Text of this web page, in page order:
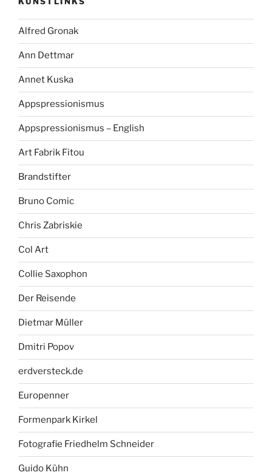
Alfred Gronak
Ann Dettmar
Annet Kuska
Appspressionismus
Appspressionismus – English
Art Fabrik Fitou
Brandstifter
Bruno Comic
Chris Zabriskie
Col Art
Collie Saxophon
Der Reisende
Dietmar Müller
Dmitri Popov
erdversteck.de
Europenner
Formenpark Kirkel
Fotografie Friedhelm Schneider
Guido Kühn